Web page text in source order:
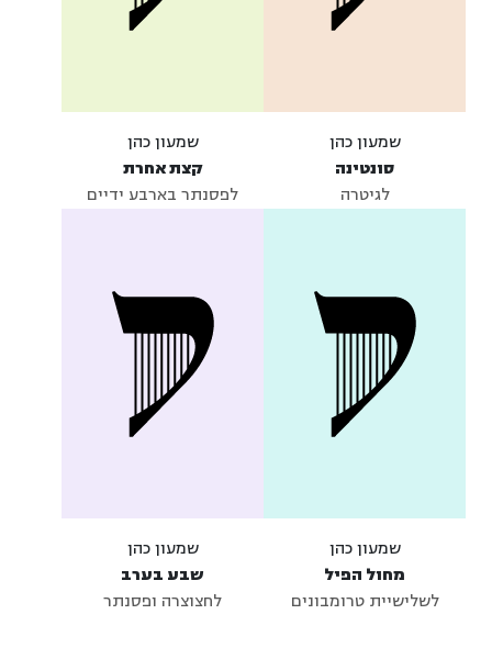
שמעון כהן
סונטינה
לגיטרה
שמעון כהן
קצת אחרת
לפסנתר בארבע ידיים
שמעון כהן
מחול הפיל
לשלישיית טרומבונים
שמעון כהן
שבע בערב
לחצוצרה ופסנתר